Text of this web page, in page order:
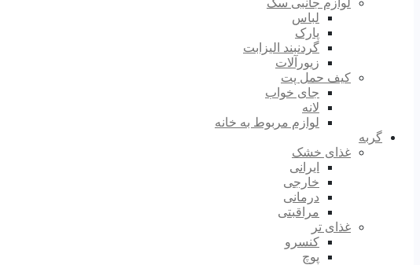
لباس
پارک
گردنبند الیزابت
زیورآلات
کیف حمل پت
جای خواب
لانه
لوازم مربوط به خانه
گربه
غذای خشک
ایرانی
خارجی
درمانی
مراقبتی
غذای تر
کنسرو
پوچ